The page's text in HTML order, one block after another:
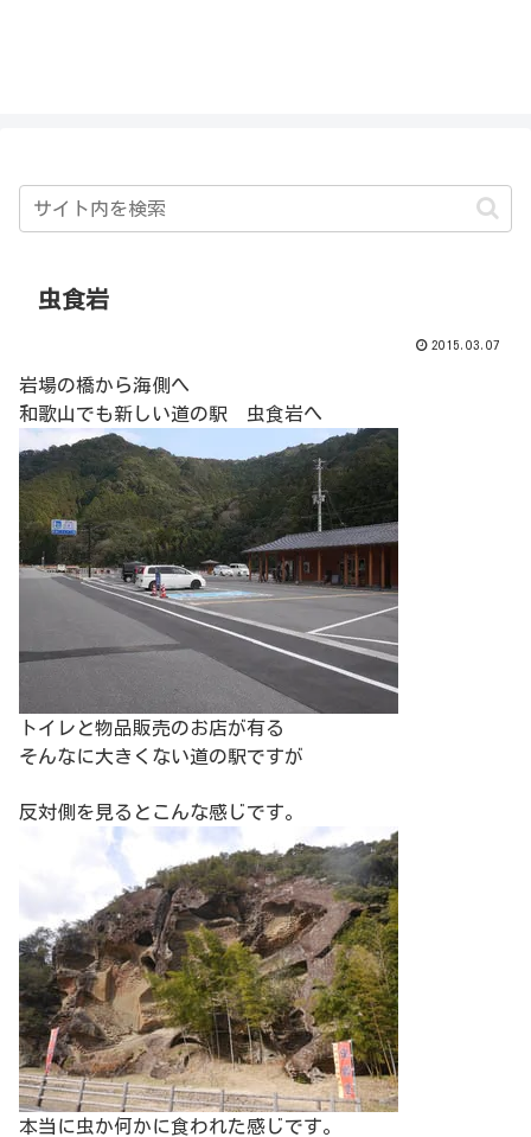
虫食岩
2015.03.07
岩場の橋から海側へ
和歌山でも新しい道の駅 虫食岩へ
トイレと物品販売のお店が有る
そんなに大きくない道の駅ですが
反対側を見るとこんな感じです。
本当に虫か何かに食われた感じです。